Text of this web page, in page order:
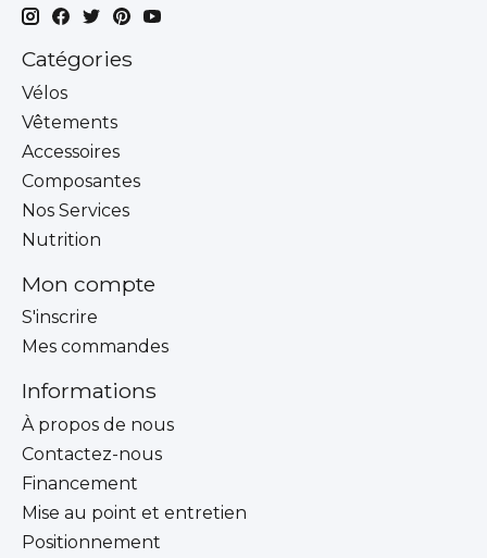
Catégories
Vélos
Vêtements
Accessoires
Composantes
Nos Services
Nutrition
Mon compte
S'inscrire
Mes commandes
Informations
À propos de nous
Contactez-nous
Financement
Mise au point et entretien
Positionnement